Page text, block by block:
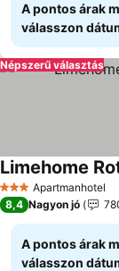
A pontos árak
válasszon
Népszerű választás
3 KategóriaApartmanhotel
Limehome
8,4 Nagyon jó
A pontos árak
válasszon